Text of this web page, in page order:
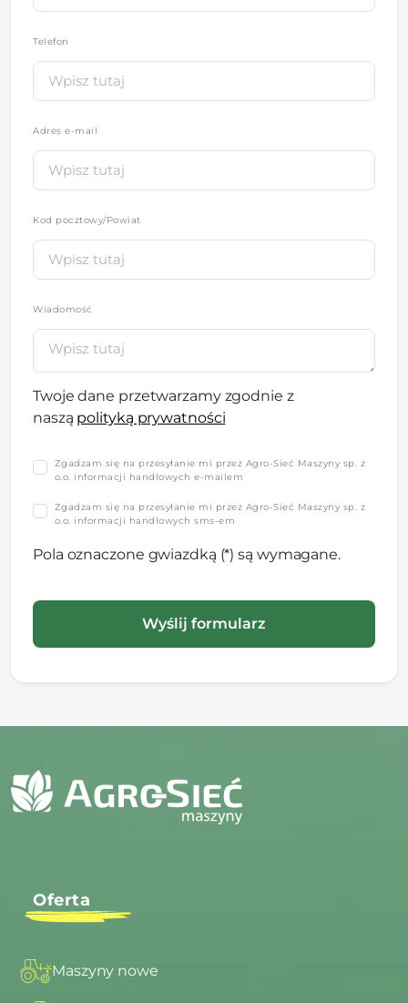
Telefon
Adres e-mail
Kod pocztowy/Powiat
Wiadomość
Twoje dane przetwarzamy zgodnie z
naszą polityką prywatności
Zgadzam się na przesyłanie mi przez Agro-Sieć Maszyny sp. z
o.o. informacji handlowych e-mailem
Zgadzam się na przesyłanie mi przez Agro-Sieć Maszyny sp. z
o.o. informacji handlowych sms-em
Pola oznaczone gwiazdką (*) są wymagane.
Oferta
Maszyny nowe